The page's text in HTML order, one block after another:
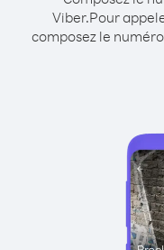
Viber.Pour
composez le